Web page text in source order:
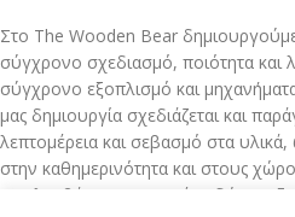
Στο The Wooden Bear
σύγχρονο σχεδιασμό, ποιότητα και
σύγχρονο εξοπλισμό και
μας δημιουργία σχεδιάζεται και
λεπτομέρεια και σεβασμό στα
στην καθημερινότητα και στους
περιλαμβάνει προσεγμένα δώρα,